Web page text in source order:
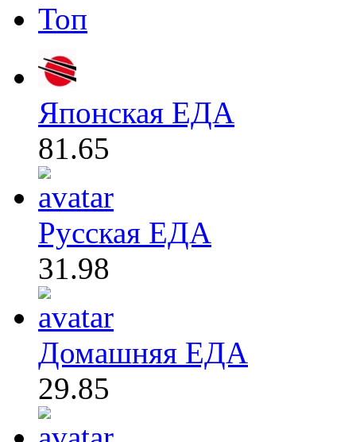
Топ
Японская ЕДА
81.65
Русская ЕДА
31.98
Домашняя ЕДА
29.85